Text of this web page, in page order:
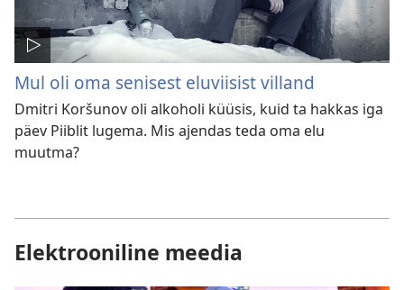
Mul oli oma senisest eluviisist villand
Dmitri Koršunov oli alkoholi küüsis, kuid ta hakkas iga
päev Piiblit lugema. Mis ajendas teda oma elu
muutma?
Elektrooniline meedia